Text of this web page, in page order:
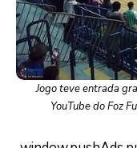
Jogo teve entrada
YouTube do Foz